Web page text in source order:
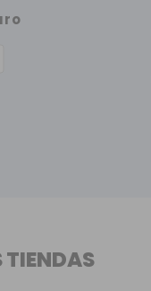
TIENDAS